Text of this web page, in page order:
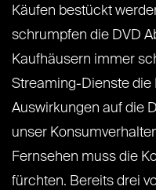
Käufen bestückt
schrumpfen die DVD
Kaufhäusern immer
Streaming-Dienste die
Auswirkungen auf die
unser
Fernsehen muss die
fürchten. Bereits drei